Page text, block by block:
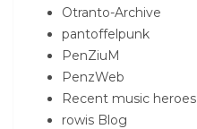
Otranto-Archive
pantoffelpunk
PenZiuM
PenzWeb
Recent music heroes
rowis Blog